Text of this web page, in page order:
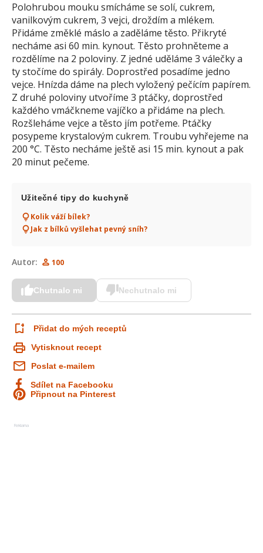
Polohrubou mouku smícháme se solí, cukrem,
vanilkovým cukrem, 3 vejci, droždím a mlékem.
Přidáme změklé máslo a zaděláme těsto. Přikryté
necháme asi 60 min. kynout. Těsto prohněteme a
rozdělíme na 2 poloviny. Z jedné uděláme 3 válečky a
ty stočíme do spirály. Doprostřed posadíme jedno
vejce. Hnízda dáme na plech vyložený pečícím papírem.
Z druhé poloviny utvoříme 3 ptáčky, doprostřed
každého vmáčkneme vajíčko a přidáme na plech.
Rozšleháme vejce a těsto jím potřeme. Ptáčky
posypeme krystalovým cukrem. Troubu vyhřejeme na
200 °C. Těsto necháme ještě asi 15 min. kynout a pak
20 minut pečeme.
Užitečné tipy do kuchyně
Kolik váží bílek?
Jak z bílků vyšlehat pevný sníh?
Autor: 100
Chutnalo mi Nechutnalo mi
Přidat do mých receptů
Vytisknout recept
Poslat e-mailem
Sdílet na Facebooku
Připnout na Pinterest
Reklama